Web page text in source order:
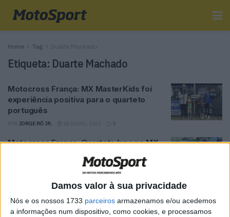
Damos valor à sua privacidade
Nós e os nossos 1733 parceiros armazenamos e/ou acedemos
a informações num dispositivo, como cookies, e processamos
Home Tag Duarte Machado
Etiqueta: Duarte Machado
Motocross França: MX MasterKids foi
experiência positiva para o quarteto
português
JORGE RÓ JR. 0
Motocross França: Quarteto luso no MX
15 JULHO, 2023 0
CN Motocross, Tarouca, MX50: Edgar
Póvoa campeão nacional!
PORJORGE RÓ JR. 4 JUNHO, 2023 0